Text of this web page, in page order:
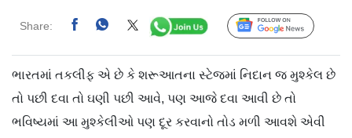
Share: Follow Us
ભારતમાં તકલીફ એ છે કે શરૂઆતના સ્ટેજમાં નિદાન જ મુશ્કેલ છે
તો પછી દવા તો ઘણી પછી આવે, પણ આજે દવા આવી છે તો
ભવિષ્યમાં આ મુશ્કેલીઓ પણ દૂર કરવાનો તોડ મળી આવશે એવી